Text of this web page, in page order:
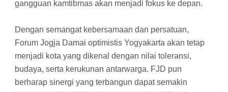
gangguan kamtibmas akan menjadi fokus ke depan.
Dengan semangat kebersamaan dan persatuan,
Forum Jogja Damai optimistis Yogyakarta akan tetap
menjadi kota yang dikenal dengan nilai toleransi,
budaya, serta kerukunan antarwarga. FJD pun
berharap sinergi yang terbangun dapat semakin